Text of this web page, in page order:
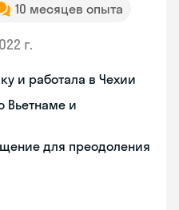
10 месяцев опыта
г.
и работала в Чехии
Вьетнаме и
для преодоления